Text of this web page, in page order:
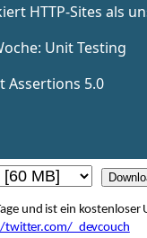
und ist ein
_devcouch